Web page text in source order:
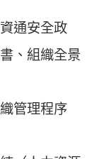
通安全政
、組織全景
管理程序